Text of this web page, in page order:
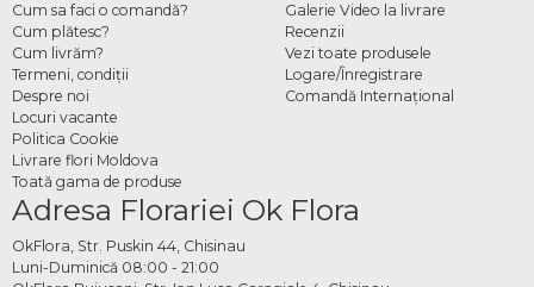
Cum sa faci o comandă?
Cum plătesc?
Cum livrăm?
Termeni, condiţii
Despre noi
Locuri vacante
Politica Cookie
Livrare flori Moldova
Toată gama de produse
Galerie Video la livrare
Recenzii
Vezi toate produsele
Logare/Înregistrare
Comandă Internațional
Adresa Florariei Ok Flora
OkFlora, Str. Puskin 44, Chisinau
Luni-Duminică 08:00 - 21:00